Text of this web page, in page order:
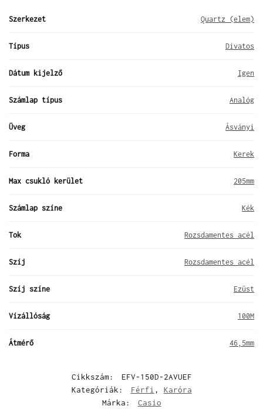
Szerkezet Quartz (elem)
Típus Divatos
Dátum kijelző Igen
Számlap típus Analóg
Üveg Ásványi
Forma Kerek
Max csukló kerület 205mm
Számlap színe Kék
Tok Rozsdamentes acél
Szíj Rozsdamentes acél
Szíj színe Ezüst
Vízállóság 100M
Átmérő 46,5mm
Cikkszám:
EFV-150D-2AVUEF
Kategóriák:
Férfi , Karóra
Márka:
Casio